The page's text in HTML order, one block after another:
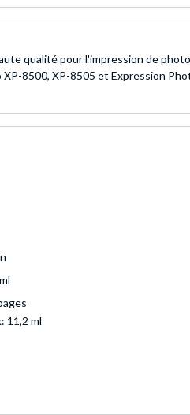
qualité pour l'impression de
8500, XP-8505 et Expression
11,2 ml